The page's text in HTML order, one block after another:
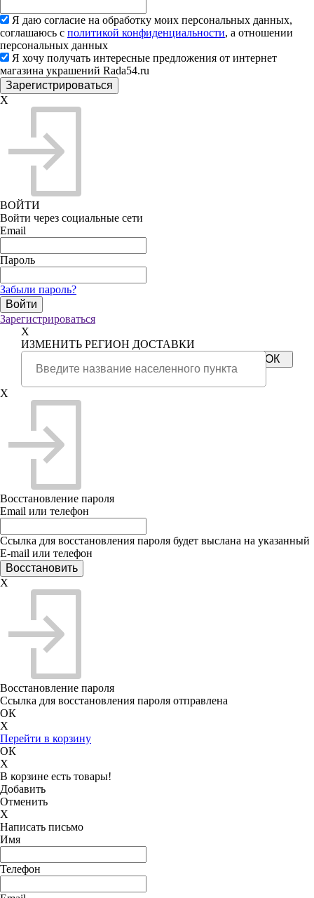
Я даю согласие на обработку моих персональных данных,
соглашаюсь с политикой конфиденциальности, а отношении
персональных данных
Я хочу получать интересные предложения от интернет
магазина украшений Rada54.ru
X
ВОЙТИ
Войти через социальные сети
Email
Пароль
Забыли пароль?
Зарегистрироваться
X
ИЗМЕНИТЬ РЕГИОН ДОСТАВКИ
X
Восстановление пароля
Email или телефон
Ссылка для восстановления пароля будет выслана на указанный
E-mail или телефон
X
Восстановление пароля
Ссылка для восстановления пароля отправлена
ОК
X
Перейти в корзину
ОК
X
В корзине есть товары!
Добавить
Отменить
X
Написать письмо
Имя
Телефон